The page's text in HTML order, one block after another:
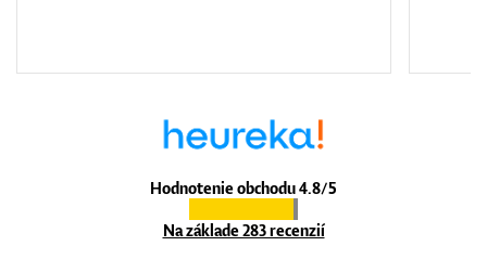
Hodnotenie obchodu 4.8/5
Na základe 283 recenzií